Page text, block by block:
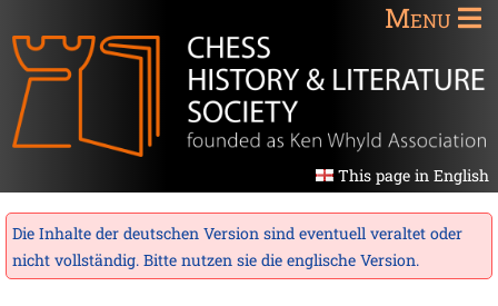
Menu
This page in English
Die Inhalte der deutschen Version sind eventuell veraltet oder
nicht vollständig. Bitte nutzen sie die englische Version.